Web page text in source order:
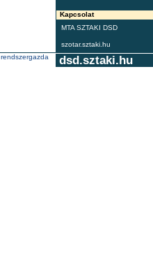
Kapcsolat
MTA SZTAKI DSD
szotar.sztaki.hu
dsd.sztaki.hu
rendszergazda